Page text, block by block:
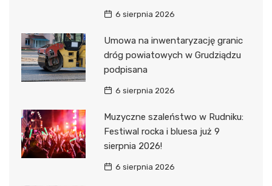
6 sierpnia 2026
Umowa na inwentaryzację granic
dróg powiatowych w Grudziądzu
podpisana
6 sierpnia 2026
Muzyczne szaleństwo w Rudniku:
Festiwal rocka i bluesa już 9
sierpnia 2026!
6 sierpnia 2026